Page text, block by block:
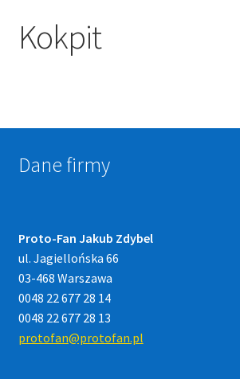
Kokpit
Dane firmy
Proto-Fan Jakub Zdybel
ul. Jagiellońska 66
03-468 Warszawa
0048 22 677 28 14
0048 22 677 28 13
protofan@protofan.pl